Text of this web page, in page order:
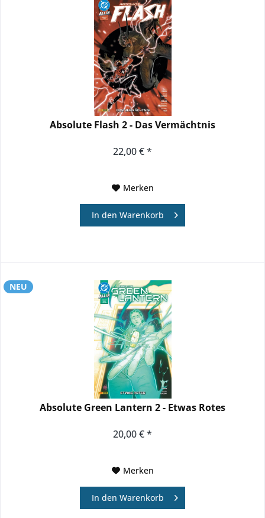
Absolute Flash 2 - Das Vermächtnis
22,00 € *
Merken
In den Warenkorb
NEU
Absolute Green Lantern 2 - Etwas Rotes
20,00 € *
Merken
In den Warenkorb